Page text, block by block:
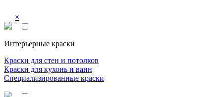
×
Интерьерные краски
Краски для стен и потолков
Краски для кухонь и ванн
Специализированные краски